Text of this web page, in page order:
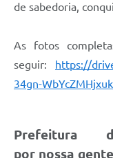
Ouvidoria
Audiências Públicas
Arquivos para
de sabedoria,
As fotos
seguir: https://
34gn-
por nossa gente